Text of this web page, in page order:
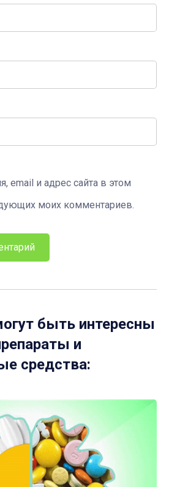
email и адрес сайта в этом
моих комментариев.
быть интересны
и
средства: